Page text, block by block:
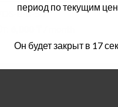
VDS-8-8-50
период по текущим
Он будет закрыт в 16